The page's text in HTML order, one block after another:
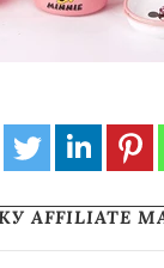
AFFILIATE